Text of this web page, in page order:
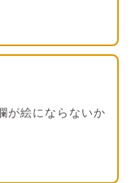
が絵にならないか